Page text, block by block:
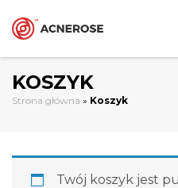
KOSZYK
Strona główna » Koszyk
Twój koszyk jest